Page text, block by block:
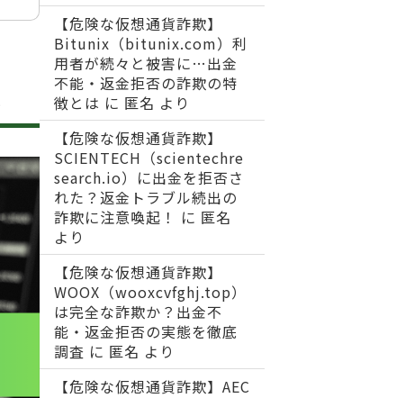
【危険な仮想通貨詐欺】
Bitunix（bitunix.com）利
用者が続々と被害に…出金
不能・返金拒否の詐欺の特
徴とは に 匿名 より
【危険な仮想通貨詐欺】
SCIENTECH（scientechre
search.io）に出金を拒否さ
れた？返金トラブル続出の
詐欺に注意喚起！
に 匿名
より
【危険な仮想通貨詐欺】
WOOX（wooxcvfghj.top）
は完全な詐欺か？出金不
能・返金拒否の実態を徹底
調査 に 匿名 より
【危険な仮想通貨詐欺】AEC